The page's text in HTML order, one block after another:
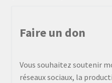
Faire un don
Vous souhaitez soutenir
réseaux sociaux, la